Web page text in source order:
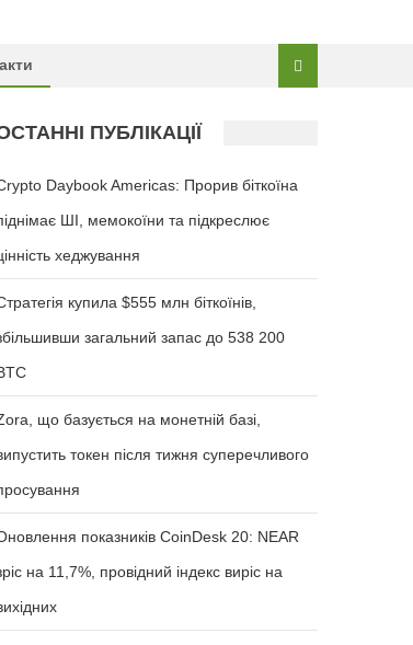
ПУБЛІКАЦІЇ
Daybook Americas: Прорив біткоїна
ШІ, мемокоїни та підкреслює
хеджування
купила $555 млн біткоїнів,
загальний запас до 538 200
що базується на монетній базі,
токен після тижня суперечливого
показників CoinDesk 20: NEAR
на 11,7%, провідний індекс виріс на